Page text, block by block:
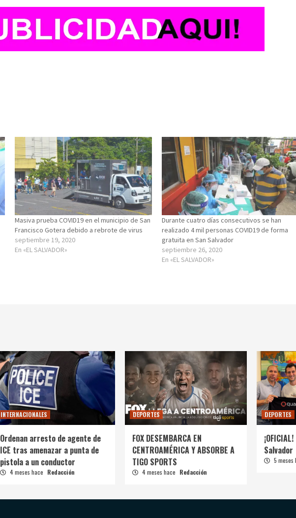
Masiva prueba COVID19 en el municipio de San
Francisco Gotera debido a rebrote de virus
septiembre 19, 2020
En «EL SALVADOR»
Durante cuatro días consecutivos se han
realizado 4 mil personas COVID19 de forma
gratuita en San Salvador
septiembre 26, 2020
En «EL SALVADOR»
INTERNACIONALES
Ordenan arresto de agente de
ICE tras amenazar a punta de
pistola a un conductor
4 meses hace Redacción
DEPORTES
FOX DESEMBARCA EN
CENTROAMÉRICA Y ABSORBE A
TIGO SPORTS
4 meses hace Redacción
DEPORTES
Salvador
5